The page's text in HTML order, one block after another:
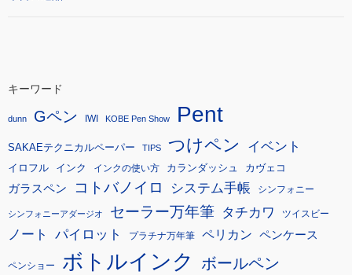
キーワード
dunn Gペン IWI KOBE Pen Show Pent
SAKAEテクニカルペーパー TIPS つけペン イベント
イロフル インク インクの使い方 カランダッシュ カヴェコ
ガラスペン コトバノイロ システム手帳 シンフォニー
シンフォニーアダージオ セーラー万年筆 タチカワ ツイスビー
ノート パイロット プラチナ万年筆 ペリカン ペンケース
ペンショー ボトルインク ボールペン